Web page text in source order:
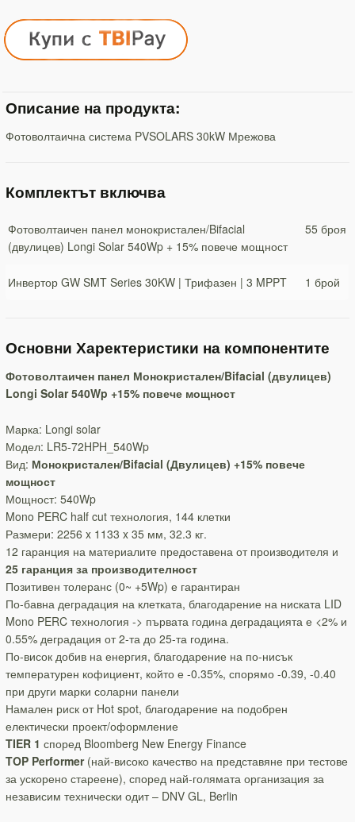
Описание на продукта:
Фотоволтаична система PVSOLARS 30kW Мрежова
Комплектът включва
Фотоволтаичен панел монокристален/Bifacial
(двулицев) Longi Solar 540Wp + 15% повече мощност
55 броя
Инвертор GW SMT Series 30KW | Трифазен | 3 MPPT 1 брой
Основни Харектеристики на компонентите
Фотоволтаичен панел Монокристален/Bifacial (двулицев)
Longi Solar 540Wp +15% повече мощност
Марка: Longi solar
Модел: LR5-72HPH_540Wp
Вид: Монокристален/Bifacial (Двулицев) +15% повече
мощност
Мoщност: 540Wp
Mono PERC half cut технология, 144 клетки
Размери: 2256 x 1133 x 35 мм, 32.3 кг.
12 гаранция на материалите предоставена от производителя и
25 гаранция за производителност
Позитивен толеранс (0~ +5Wp) е гарантиран
По-бавна деградация на клетката, благодарение на ниската LID
Mono PERC технология -> първата година деградацията е <2% и
0.55% деградация от 2-та до 25-та година.
По-висок добив на енергия, благодарение на по-нисък
температурен кофициент, който е -0.35%, спорямо -0.39, -0.40
при други марки соларни панели
Намален риск от Hot spot, благодарение на подобрен
електически проект/оформление
TIER 1 според Bloomberg New Energy Finance
TOP Performer(най-високо качество на представяне при тестове
за ускорено стареене), според най-голямата организация за
независим технически одит – DNV GL, Berlin